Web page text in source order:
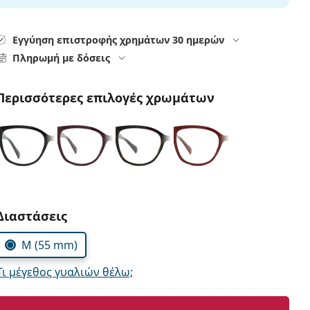
Εγγύηση επιστροφής χρημάτων 30 ημερών
Πληρωμή με δόσεις
επιλογές χρωμάτων
τις παράμετρους
M (55 mm)
μέγεθος γυαλιών θέλω;